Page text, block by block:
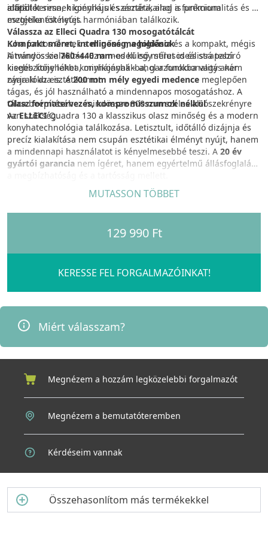
a felület sima, higiénikus és esztétikailag is prémium
megjelenést nyújt.
Kompakt méret, intelligens megoldások
A mindössze760×440 mm-es külső méret ideálissá teszi
kisebb konyhákba, minikonyhákba, garzonokba vagy akár
nyaralókba is. A200 mm mély egyedi medence meglepően
tágas, és jól használható a mindennapos mosogatáshoz. A
tálca beépítéséhez mindössze 800 mm széles alsószekrényre
van szükség.
időtálló.
alapot keresnek konyhájuk számára, ahol a funkcionalitás és az
esztétika tökéletes harmóniában találkozik.
Válassza az Elleci Quadra 130 mosogatótálcát
...ha fontos Önnek aminőség, a higiéniaés a kompakt, mégis
látványos kialakítás. Ez a modell egy stílusos és strapabíró
kiegészítője lehet konyhájának – ahol a funkcionalitás nem
zárja ki az esztétikumot.
Olasz formatervezés, kompromisszumok nélkül
AzELLECIQuadra 130 a klasszikus olasz minőség és a modern
konyhatechnológia találkozása. Letisztult, időtálló dizájnja és
precíz kialakítása nem csupán esztétikai élményt nyújt, hanem
a mindennapi használatot is kényelmesebbé teszi. A 20 év
gyártói garancia nem ígéret, hanem egyértelmű állásfoglalás
Olyan kiegészítők legátfogóbb választéka, amelyek
összecsukható edényszárítóktól, a szűrőkosarakon és a
MUTASSON TÖBBET
129 990 Ft
KERESSE FEL FORGALMAZÓINKAT!
Miért válasszam?
Megnézem a hozzám legközelebbi forgalmazót
Megnézem a bemutatóteremben
Kérdéseim vannak
Összehasonlítom más termékekkel